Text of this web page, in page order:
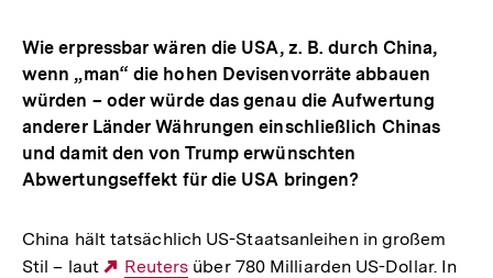
Wie erpressbar wären die USA, z. B. durch China,
wenn „man“ die hohen Devisenvorräte abbauen
würden – oder würde das genau die Aufwertung
anderer Länder Währungen einschließlich Chinas
und damit den von Trump erwünschten
Abwertungseffekt für die USA bringen?
China hält tatsächlich US-Staatsanleihen in großem
Stil – laut
Externer
Reuters über 780 Milliarden US-Dollar. In